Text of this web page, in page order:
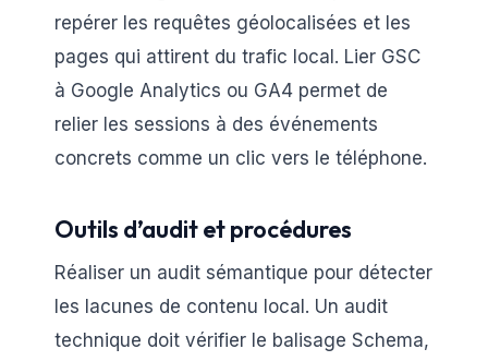
repérer les requêtes géolocalisées et les
pages qui attirent du trafic local. Lier GSC
à Google Analytics ou GA4 permet de
relier les sessions à des événements
concrets comme un clic vers le téléphone.
Outils d’audit et procédures
Réaliser un audit sémantique pour détecter
les lacunes de contenu local. Un audit
technique doit vérifier le balisage Schema,